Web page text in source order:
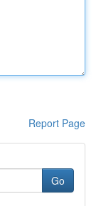
Report Page
Go